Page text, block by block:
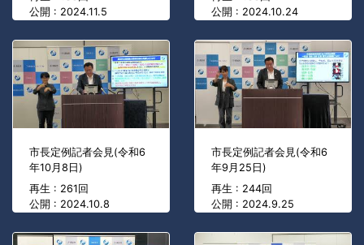
公開 : 2024.11.5
公開 : 2024.10.24
市長定例記者会見(令和6
年10月8日)
再生 : 261回
公開 : 2024.10.8
市長定例記者会見(令和6
年9月25日)
再生 : 244回
公開 : 2024.9.25